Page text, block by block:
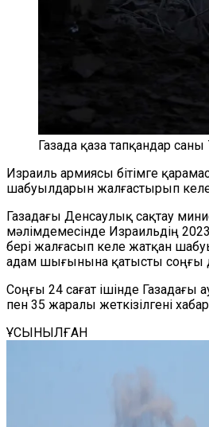
Газада қаза тапқандар
Израиль армиясы бітімге
шабуылдарын жалғастырып
Газадағы Денсаулық сақтау
мәлімдемесінде Израильдің
бері жалғасып келе жатқан
адам шығынына қатысты соңғы
Соңғы 24 сағат ішінде Газадағы
пен 35 жаралы жеткізілгені
ҰСЫНЫЛҒАН